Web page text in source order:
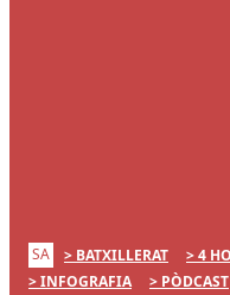
SA BATXILLERAT 4
INFOGRAFIA
PÒDCAST